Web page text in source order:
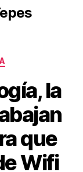
la
que
Wifi